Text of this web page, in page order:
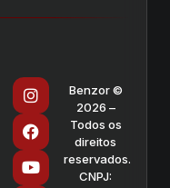
Benzor ©
2026 –
Todos os
direitos
reservados.
CNPJ: